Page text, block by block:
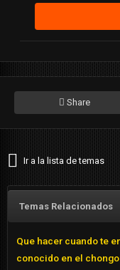
Share
Ir a la lista de temas
Temas Relacionados
Que hacer cuando te
conocido en el